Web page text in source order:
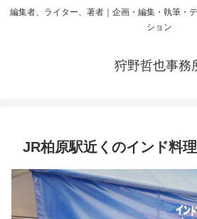
編集者、ライター、著者｜企画・編集・執筆・
ション
狩野哲也事務
JR柏原駅近くのインド料